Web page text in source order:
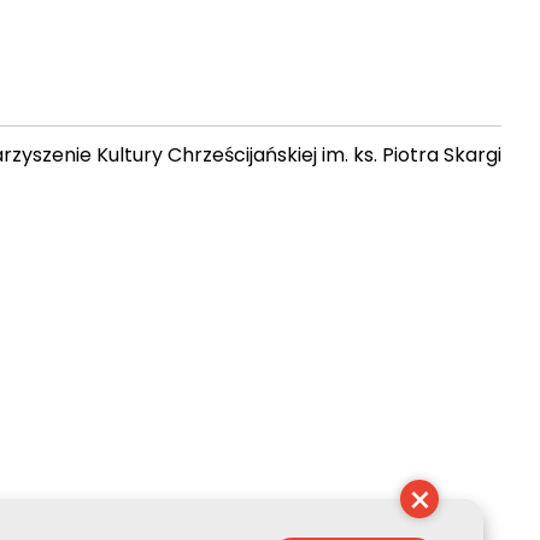
Kultury Chrześcijańskiej im. ks. Piotra Skargi
×